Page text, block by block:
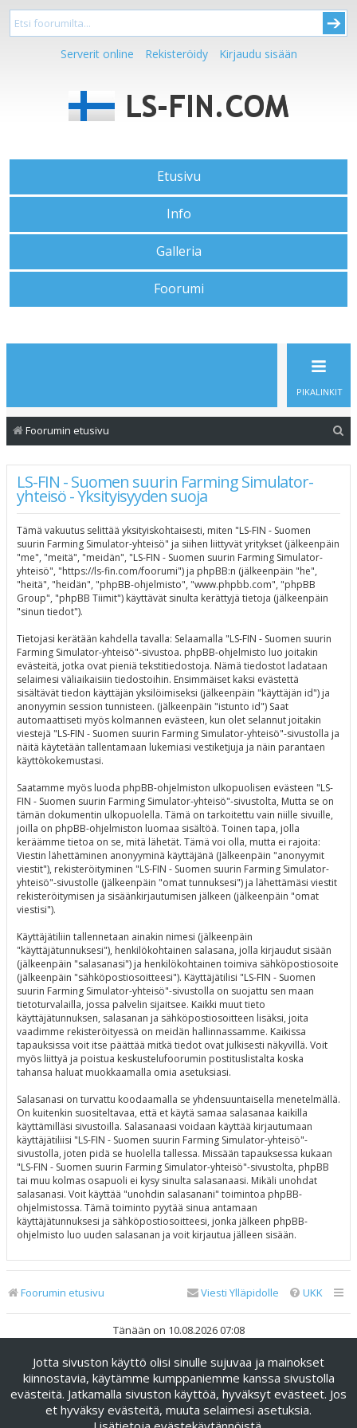
Serverit online Rekisteröidy Kirjaudu sisään
Etusivu
Info
Galleria
Foorumi
PIKALINKIT
Foorumin etusivu
LS-FIN - Suomen suurin Farming Simulator-
yhteisö - Yksityisyyden suoja
Tämä vakuutus selittää yksityiskohtaisesti, miten "LS-FIN - Suomen
suurin Farming Simulator-yhteisö" ja siihen liittyvät yritykset (jälkeenpäin
"me", "meitä", "meidän", "LS-FIN - Suomen suurin Farming Simulator-
yhteisö", "https://ls-fin.com/foorumi") ja phpBB:n (jälkeenpäin "he",
"heitä", "heidän", "phpBB-ohjelmisto", "www.phpbb.com", "phpBB
Group", "phpBB Tiimit") käyttävät sinulta kerättyjä tietoja (jälkeenpäin
"sinun tiedot").
Tietojasi kerätään kahdella tavalla: Selaamalla "LS-FIN - Suomen suurin
Farming Simulator-yhteisö"-sivustoa. phpBB-ohjelmisto luo joitakin
evästeitä, jotka ovat pieniä tekstitiedostoja. Nämä tiedostot ladataan
selaimesi väliaikaisiin tiedostoihin. Ensimmäiset kaksi evästettä
sisältävät tiedon käyttäjän yksilöimiseksi (jälkeenpäin "käyttäjän id") ja
anonyymin session tunnisteen. (jälkeenpäin "istunto id") Saat
automaattiseti myös kolmannen evästeen, kun olet selannut joitakin
viestejä "LS-FIN - Suomen suurin Farming Simulator-yhteisö"-sivustolla ja
näitä käytetään tallentamaan lukemiasi vestiketjuja ja näin parantaen
käyttökokemustasi.
Saatamme myös luoda phpBB-ohjelmiston ulkopuolisen evästeen "LS-
FIN - Suomen suurin Farming Simulator-yhteisö"-sivustolta, Mutta se on
tämän dokumentin ulkopuolella. Tämä on tarkoitettu vain niille sivuille,
joilla on phpBB-ohjelmiston luomaa sisältöä. Toinen tapa, jolla
keräämme tietoa on se, mitä lähetät. Tämä voi olla, mutta ei rajoita:
Viestin lähettäminen anonyyminä käyttäjänä (Jälkeenpäin "anonyymit
viestit"), rekisteröityminen "LS-FIN - Suomen suurin Farming Simulator-
yhteisö"-sivustolle (jälkeenpäin "omat tunnuksesi") ja lähettämäsi viestit
rekisteröitymisen ja sisäänkirjautumisen jälkeen (jälkeenpäin "omat
viestisi").
Käyttäjätiliin tallennetaan ainakin nimesi (jälkeenpäin
"käyttäjätunnuksesi"), henkilökohtainen salasana, jolla kirjaudut sisään
(jälkeenpäin "salasanasi") ja henkilökohtainen toimiva sähköpostiosoite
(jälkeenpäin "sähköpostiosoitteesi"). Käyttäjätilisi "LS-FIN - Suomen
suurin Farming Simulator-yhteisö"-sivustolla on suojattu sen maan
tietoturvalailla, jossa palvelin sijaitsee. Kaikki muut tieto
käyttäjätunnuksen, salasanan ja sähköpostiosoitteen lisäksi, joita
vaadimme rekisteröityessä on meidän hallinnassamme. Kaikissa
tapauksissa voit itse päättää mitkä tiedot ovat julkisesti näkyvillä. Voit
myös liittyä ja poistua keskustelufoorumin postituslistalta koska
tahansa haluat muokkaamalla omia asetuksiasi.
Salasanasi on turvattu koodaamalla se yhdensuuntaisella menetelmällä.
On kuitenkin suositeltavaa, että et käytä samaa salasanaa kaikilla
käyttämilläsi sivustoilla. Salasanaasi voidaan käyttää kirjautumaan
käyttäjätiliisi "LS-FIN - Suomen suurin Farming Simulator-yhteisö"-
sivustolla, joten pidä se huolella tallessa. Missään tapauksessa kukaan
"LS-FIN - Suomen suurin Farming Simulator-yhteisö"-sivustolta, phpBB
tai muu kolmas osapuoli ei kysy sinulta salasanaasi. Mikäli unohdat
salasanasi. Voit käyttää "unohdin salasanani" toimintoa phpBB-
ohjelmistossa. Tämä toiminto pyytää sinua antamaan
käyttäjätunnuksesi ja sähköpostiosoitteesi, jonka jälkeen phpBB-
ohjelmisto luo uuden salasanan ja voit kirjautua jälleen sisään.
Foorumin etusivu UKK
Viesti Ylläpidolle
Tänään on 10.08.2026 07:08
Keskustelufoorumin ohjelmistophpBB® Forum Software ©
phpBB Limited
Käännös: phpBB Suomi (lurttinen, harritapio, Pettis)
phpBB Metro Theme byPixelGoose Studio
Jotta sivuston käyttö olisi sinulle sujuvaa ja mainokset
kiinnostavia, käytämme kumppaniemme kanssa sivustolla
evästeitä. Jatkamalla sivuston käyttöä, hyväksyt evästeet. Jos
et hyväksy evästeitä, muuta selaimesi asetuksia.